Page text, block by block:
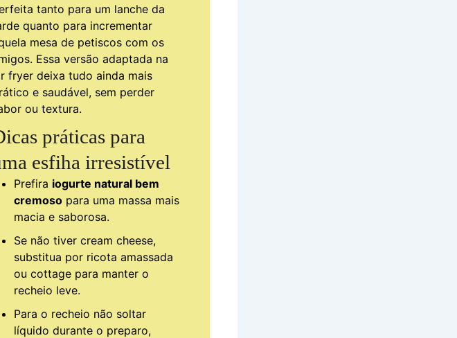
tanto para um lanche da
quanto para incrementar
mesa de petiscos com os
Essa versão adaptada na
fryer deixa tudo ainda mais
e saudável, sem perder
ou textura.
práticas para
esfiha irresistível
Prefira iogurte natural bem
cremoso para uma massa mais
macia e saborosa.
Se não tiver cream cheese,
substitua por ricota amassada
ou cottage para manter o
recheio leve.
Para o recheio não soltar
líquido durante o preparo,